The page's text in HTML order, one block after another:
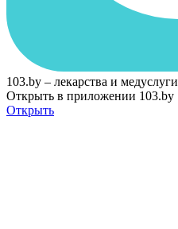
103.by – лекарства и медуслуги
Открыть в приложении 103.by
Открыть